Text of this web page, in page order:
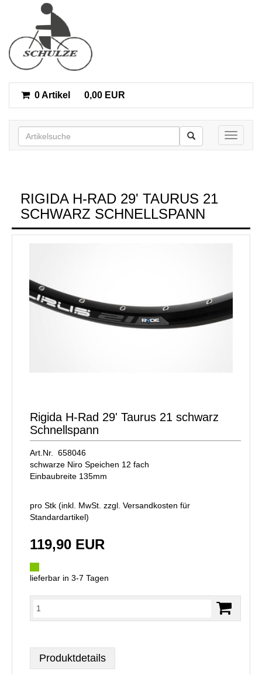
0 Artikel 0,00 EUR
Toggle
RIGIDA H-RAD 29' TAURUS 21
SCHWARZ SCHNELLSPANN
Rigida H-Rad 29' Taurus 21 schwarz
Schnellspann
Art.Nr. 658046
schwarze Niro Speichen 12 fach
Einbaubreite 135mm
pro Stk (inkl. MwSt. zzgl. Versandkosten für
Standardartikel)
119,90 EUR
lieferbar in 3-7 Tagen
Produktdetails